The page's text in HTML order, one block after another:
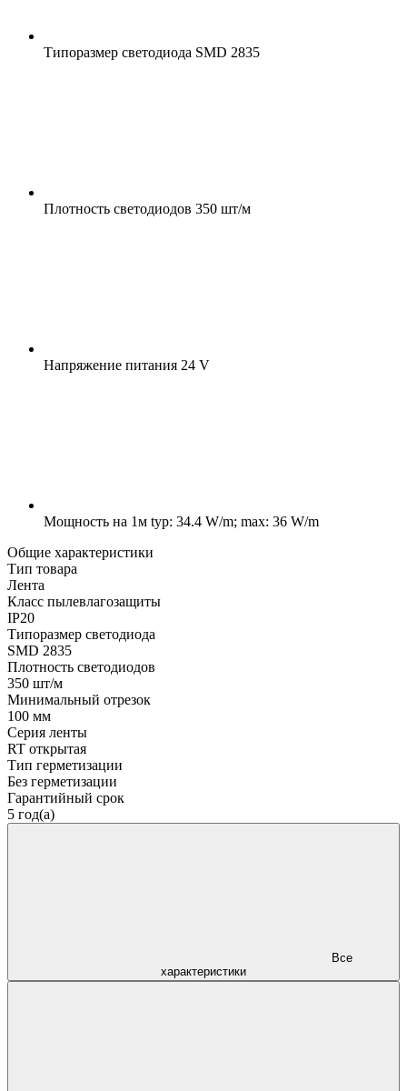
Типоразмер светодиода SMD 2835
Плотность светодиодов 350 шт/м
Напряжение питания 24 V
Мощность на 1м typ: 34.4 W/m; max: 36 W/m
Общие характеристики
Тип товара
Лента
Класс пылевлагозащиты
IP20
Типоразмер светодиода
SMD 2835
Плотность светодиодов
350 шт/м
Минимальный отрезок
100 мм
Серия ленты
RT открытая
Тип герметизации
Без герметизации
Гарантийный срок
5 год(а)
характеристики